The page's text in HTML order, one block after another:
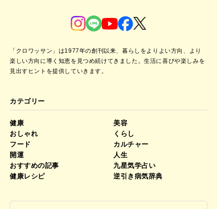
「クロワッサン」は1977年の創刊以来、暮らしをよりよい方向、より
楽しい方向に導く知恵を見つめ続けてきました。生活に喜びや楽しみを
見出すヒントを提供していきます。
カテゴリー
健康
美容
おしゃれ
くらし
フード
カルチャー
開運
人生
おすすめの記事
九星気学占い
健康レシピ
逆引き病気辞典